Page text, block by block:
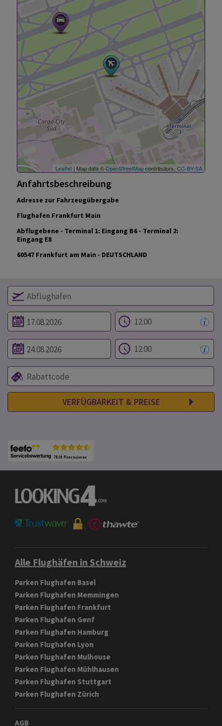
Leaflet | Map data ©OpenStreetMapcontributors, CC-BY-SA
Anfahrtsbeschreibung
Adresse zur Fahrzeugübergabe
Flughafen Frankfurt Main
Abflugebene - Terminal 1: Eingang B6 - Terminal 2:
Eingang E8
60547 Frankfurt am Main - DEUTSCHLAND
VERFÜGBARKEIT & PREISE
Alle Flughäfen in Schweiz
Parken Flughafen Basel
Parken Flughafen Memmingen
Parken Flughafen Frankfurt
Parken Flughafen Genf
Parken Flughafen Hamburg
Parken Flughafen Lyon
Parken Flughafen Mulhouse
Parken Flughafen Mühlhausen
Parken Flughafen Stuttgart
Parken Flughafen Zürich
AGB